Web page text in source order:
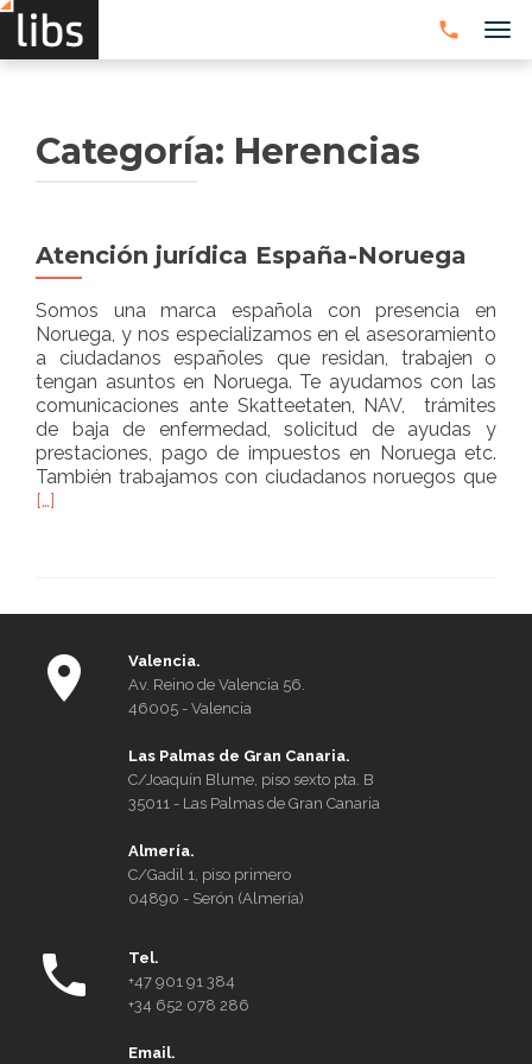
Categoría: Herencias
Atención jurídica España-Noruega
Somos una marca española con presencia en
Noruega, y nos especializamos en el asesoramiento
a ciudadanos españoles que residan, trabajen o
tengan asuntos en Noruega. Te ayudamos con las
comunicaciones ante Skatteetaten, NAV, trámites
de baja de enfermedad, solicitud de ayudas y
prestaciones, pago de impuestos en Noruega etc.
También trabajamos con ciudadanos noruegos que
[…]
Valencia.
Av. Reino de Valencia 56.
46005 - Valencia
Las Palmas de Gran Canaria.
C/Joaquín Blume, piso sexto pta. B
35011 - Las Palmas de Gran Canaria
Almería.
C/Gadil 1, piso primero
04890 - Serón (Almería)
Tel.
+47 901 91 384
+34 652 078 286
Email.